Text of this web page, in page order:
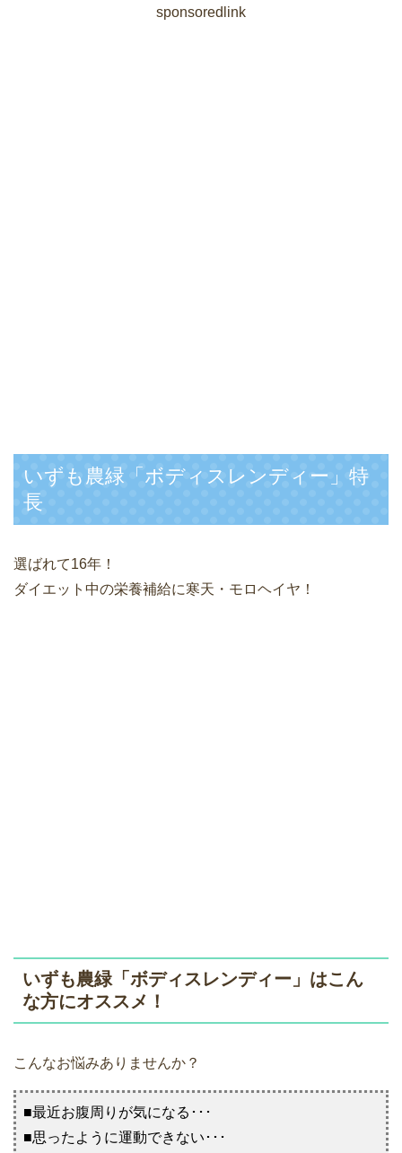
sponsoredlink
いずも農緑「ボディスレンディー」特
長
選ばれて16年！
ダイエット中の栄養補給に寒天・モロヘイヤ！
いずも農緑「ボディスレンディー」はこん
な方にオススメ！
こんなお悩みありませんか？
■最近お腹周りが気になる･･･
■思ったように運動できない･･･